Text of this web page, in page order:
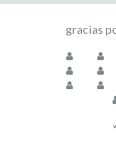
gracias